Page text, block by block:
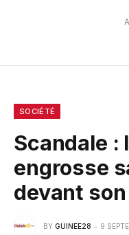
SOCIÉTÉ
Scandale :
engrosse
devant
BY GUINEE28 9